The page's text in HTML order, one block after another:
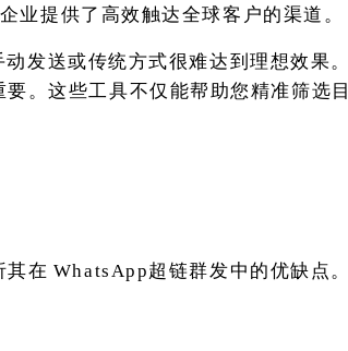
业提供了高效触达全球客户的渠道。
发送或传统方式很难达到理想效果。
。这些工具不仅能帮助您精准筛选目
其在 WhatsApp超链群发中的优缺点。